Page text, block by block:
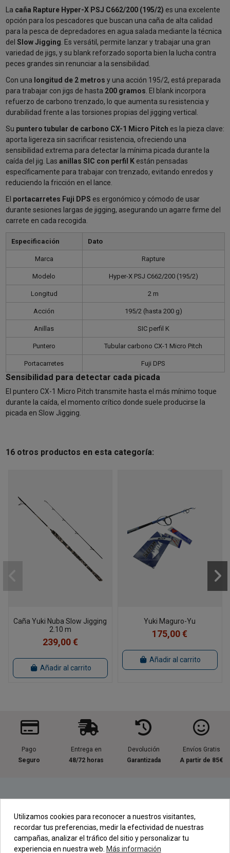
La caña Rapture Hyper-X PSJ C662/200 (195/2) es una excelente
opción para los pescadores que buscan una caña de alta calidad
para la pesca de depredadores en agua salada mediante la técnica
del Slow Jigging . Es versátil, permite lanzar y trabajar una gran
variedad de jigs, y su blank reforzado soporta bien la lucha contra
peces grandes sin renunciar a la sensibilidad.
Con una longitud de 2 metros y una acción 195/2, está preparada
para trabajar con jigs de hasta 200 gramos . El blank incorpora
refuerzo de carbono trenzado, lo que aumenta su resistencia y
durabilidad frente a las torsiones propias del jigging vertical.
Su puntero tubular de carbono CX-1 Micro Pitch es la pieza clave:
aporta ligereza sin sacrificar resistencia, ofreciendo una
sensibilidad extrema para detectar la mínima picada durante la
caída del jig. Las anillas SIC con perfil Kestán pensadas
específicamente para trabajar con trenzado, evitando enredos y
reduciendo la fricción en el lance.
El portacarretes Fuji DPS es ergonómico y cómodo de usar
durante sesiones largas de jigging, asegurando un agarre firme del
carrete en cada recogida.
Especificación Dato
Marca Rapture
Modelo Hyper-X PSJ C662/200 (195/2)
Longitud 2 m
Acción 195/2 (hasta 200 g)
Anillas SIC perfil K
Puntero Tubular carbono CX-1 Micro Pitch
Portacarretes Fuji DPS
Sensibilidad para detectar cada picada
El puntero CX-1 Micro Pitch transmite hasta el más mínimo toque
durante la caída, el momento crítico donde suele producirse la
picada en Slow Jigging.
16 otros productos en esta categoría:
Caña Yuki Nuba Slow Jigging
2.10 m
239,00 €
Añadir al carrito
Yuki Maguro-Yu
175,00 €
Añadir al carrito
Pago
Seguro
Entrega en
48/72 horas
Devolución
Garantizada
Envíos Gratis
A partir de 85€
Contacta con nosotros
Utilizamos cookies para reconocer a nuestros visitantes,
recordar tus preferencias, medir la efectividad de nuestras
campañas, analizar el tráfico del sitio y personalizar tu
experiencia en nuestra web. Más información